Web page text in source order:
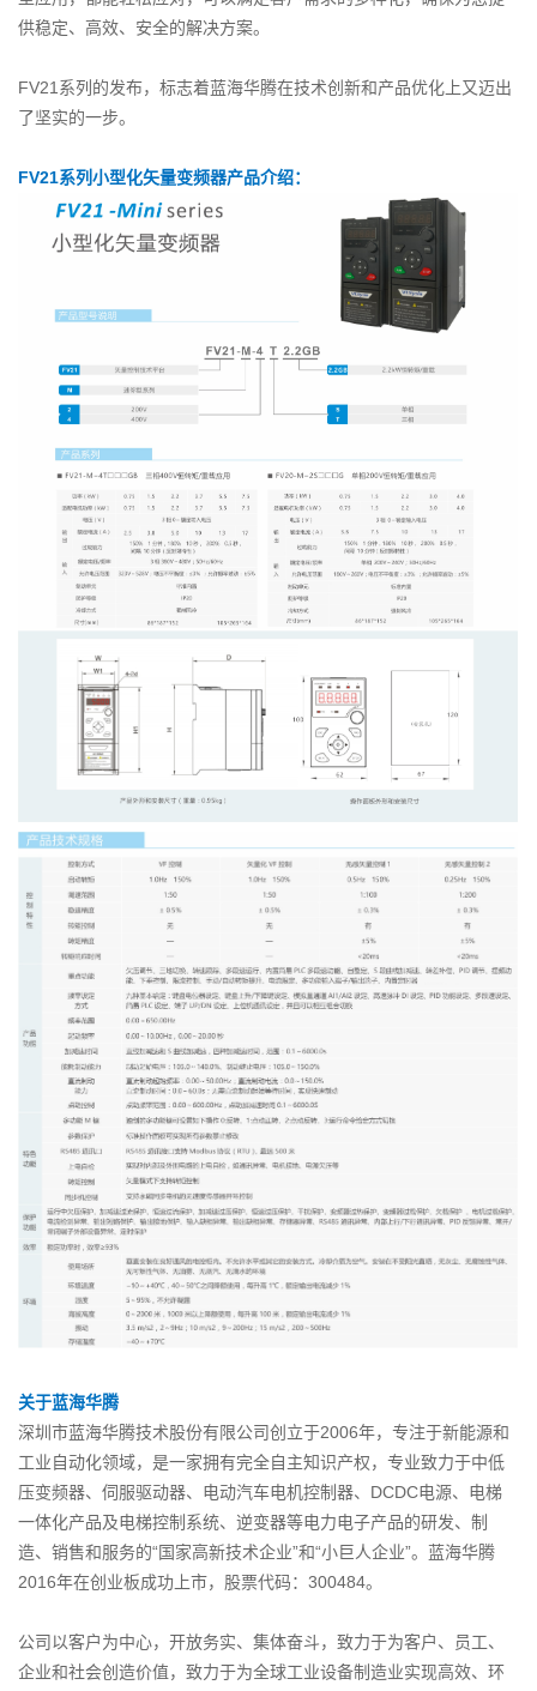
供稳定、高效、安全的解决方案。
FV21系列的发布，标志着蓝海华腾在技术创新和产品优化上又迈出
了坚实的一步。
FV21系列小型化矢量变频器产品介绍：
关于蓝海华腾
深圳市蓝海华腾技术股份有限公司创立于2006年，专注于新能源和
工业自动化领域，是一家拥有完全自主知识产权，专业致力于中低
压变频器、伺服驱动器、电动汽车电机控制器、DCDC电源、电梯
一体化产品及电梯控制系统、逆变器等电力电子产品的研发、制
造、销售和服务的“国家高新技术企业”和“小巨人企业”。蓝海华腾
2016年在创业板成功上市，股票代码：300484。
公司以客户为中心，开放务实、集体奋斗，致力于为客户、员工、
企业和社会创造价值，致力于为全球工业设备制造业实现高效、环